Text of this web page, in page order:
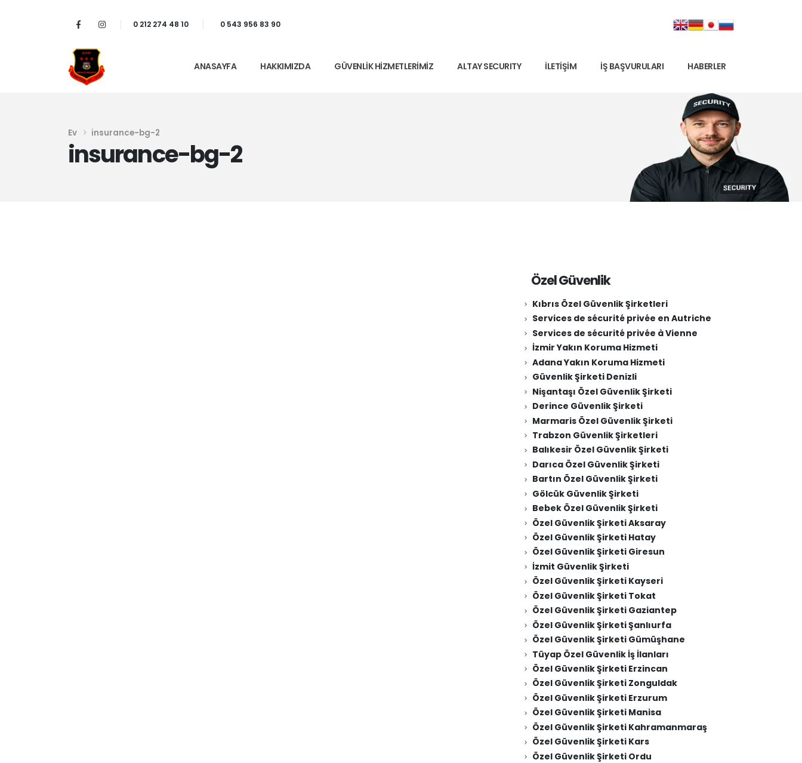
0 212 274 48 10 0 543 956 83 90
ANASAYFA HAKKIMIZDA GÜVENLIK HIZMETLERIMIZ ALTAY SECURITY İLETIŞIM İŞ BAŞVURULARI HABERLER
Ev insurance-bg-2
insurance-bg-2
Özel Güvenlik
Kıbrıs Özel Güvenlik Şirketleri
Services de sécurité privée en Autriche
Services de sécurité privée à Vienne
İzmir Yakın Koruma Hizmeti
Adana Yakın Koruma Hizmeti
Güvenlik Şirketi Denizli
Nişantaşı Özel Güvenlik Şirketi
Derince Güvenlik Şirketi
Marmaris Özel Güvenlik Şirketi
Trabzon Güvenlik Şirketleri
Balıkesir Özel Güvenlik Şirketi
Darıca Özel Güvenlik Şirketi
Bartın Özel Güvenlik Şirketi
Gölcük Güvenlik Şirketi
Bebek Özel Güvenlik Şirketi
Özel Güvenlik Şirketi Aksaray
Özel Güvenlik Şirketi Hatay
Özel Güvenlik Şirketi Giresun
İzmit Güvenlik Şirketi
Özel Güvenlik Şirketi Kayseri
Özel Güvenlik Şirketi Tokat
Özel Güvenlik Şirketi Gaziantep
Özel Güvenlik Şirketi Şanlıurfa
Özel Güvenlik Şirketi Gümüşhane
Tüyap Özel Güvenlik İş İlanları
Özel Güvenlik Şirketi Erzincan
Özel Güvenlik Şirketi Zonguldak
Özel Güvenlik Şirketi Erzurum
Özel Güvenlik Şirketi Manisa
Özel Güvenlik Şirketi Kahramanmaraş
Özel Güvenlik Şirketi Kars
Özel Güvenlik Şirketi Ordu